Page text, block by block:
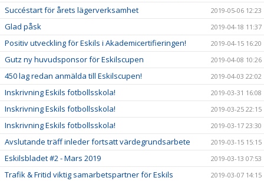
Succéstart för årets lägerverksamhet 2019-05-06 12:23
Glad påsk 2019-04-18 11:37
Positiv utveckling för Eskils i Akademicertifieringen! 2019-04-15 16:20
Gutz ny huvudsponsor för Eskilscupen 2019-04-08 10:26
450 lag redan anmälda till Eskilscupen! 2019-04-03 22:02
Inskrivning Eskils fotbollsskola! 2019-03-31 16:08
Inskrivning Eskils fotbollsskola! 2019-03-25 22:15
Inskrivning Eskils fotbollsskola! 2019-03-17 23:30
Avslutande träff inleder fortsatt värdegrundsarbete 2019-03-15 15:15
Eskilsbladet #2 - Mars 2019 2019-03-13 07:53
Trafik & Fritid viktig samarbetspartner för Eskils 2019-03-07 14:15